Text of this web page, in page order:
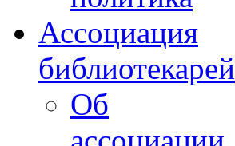
Ассоциация
библиотекарей
Об